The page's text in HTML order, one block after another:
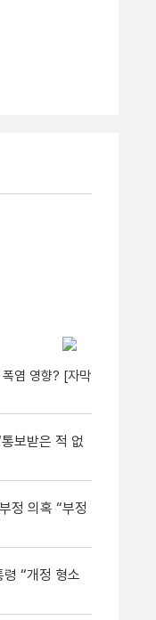
염 영향? [자막
보받은 적 없
정 의혹 “부정
“개정 형소